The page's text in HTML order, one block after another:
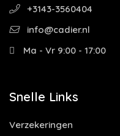
+3143-3560404
info@cadier.nl
Ma - Vr 9:00 - 17:00
Snelle Links
Verzekeringen